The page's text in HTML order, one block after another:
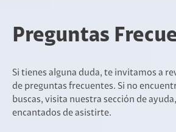
Preguntas
Si tienes alguna duda, te invitamos a
de preguntas frecuentes. Si no
buscas, visita nuestra sección de
encantados de asistirte.